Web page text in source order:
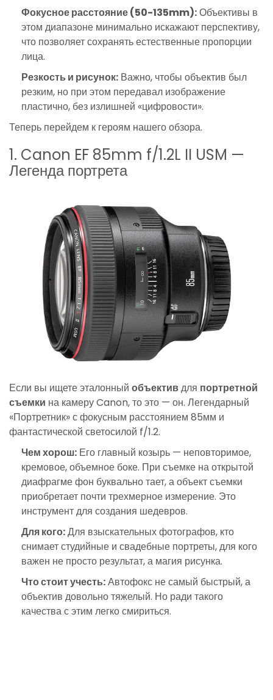
Фокусное расстояние (50-135mm):Объективы в
этом диапазоне минимально искажают перспективу,
что позволяет сохранять естественные пропорции
лица.
Резкость и рисунок: Важно, чтобы объектив был
резким, но при этом передавал изображение
пластично, без излишней «цифровости».
Теперь перейдем к героям нашего обзора.
1. Canon EF 85mm f/1.2L II USM —
Легенда портрета
Если вы ищете эталонный объективдля портретной
съемки на камеру Canon, то это — он. Легендарный
«Портретник» с фокусным расстоянием 85мм и
фантастической светосилой f/1.2.
Чем хорош: Его главный козырь — неповторимое,
кремовое, объемное боке. При съемке на открытой
диафрагме фон буквально тает, а объект съемки
приобретает почти трехмерное измерение. Это
инструмент для создания шедевров.
Для кого:Для взыскательных фотографов, кто
снимает студийные и свадебные портреты, для кого
важен не просто результат, а магия рисунка.
Что стоит учесть:Автофокс не самый быстрый, а
объектив довольно тяжелый. Но ради такого
качества с этим легко смириться.